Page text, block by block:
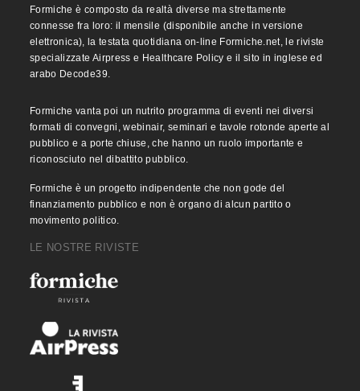
Formiche è composto da realtà diverse ma strettamente
connesse fra loro: il mensile (disponibile anche in versione
elettronica), la testata quotidiana on-line Formiche.net, le riviste
specializzate Airpress e Healthcare Policy e il sito in inglese ed
arabo Decode39.
Formiche vanta poi un nutrito programma di eventi nei diversi
formati di convegni, webinair, seminari e tavole rotonde aperte al
pubblico e a porte chiuse, che hanno un ruolo importante e
riconosciuto nel dibattito pubblico.
Formiche è un progetto indipendente che non gode del
finanziamento pubblico e non è organo di alcun partito o
movimento politico.
LE NOSTRE RIVISTE